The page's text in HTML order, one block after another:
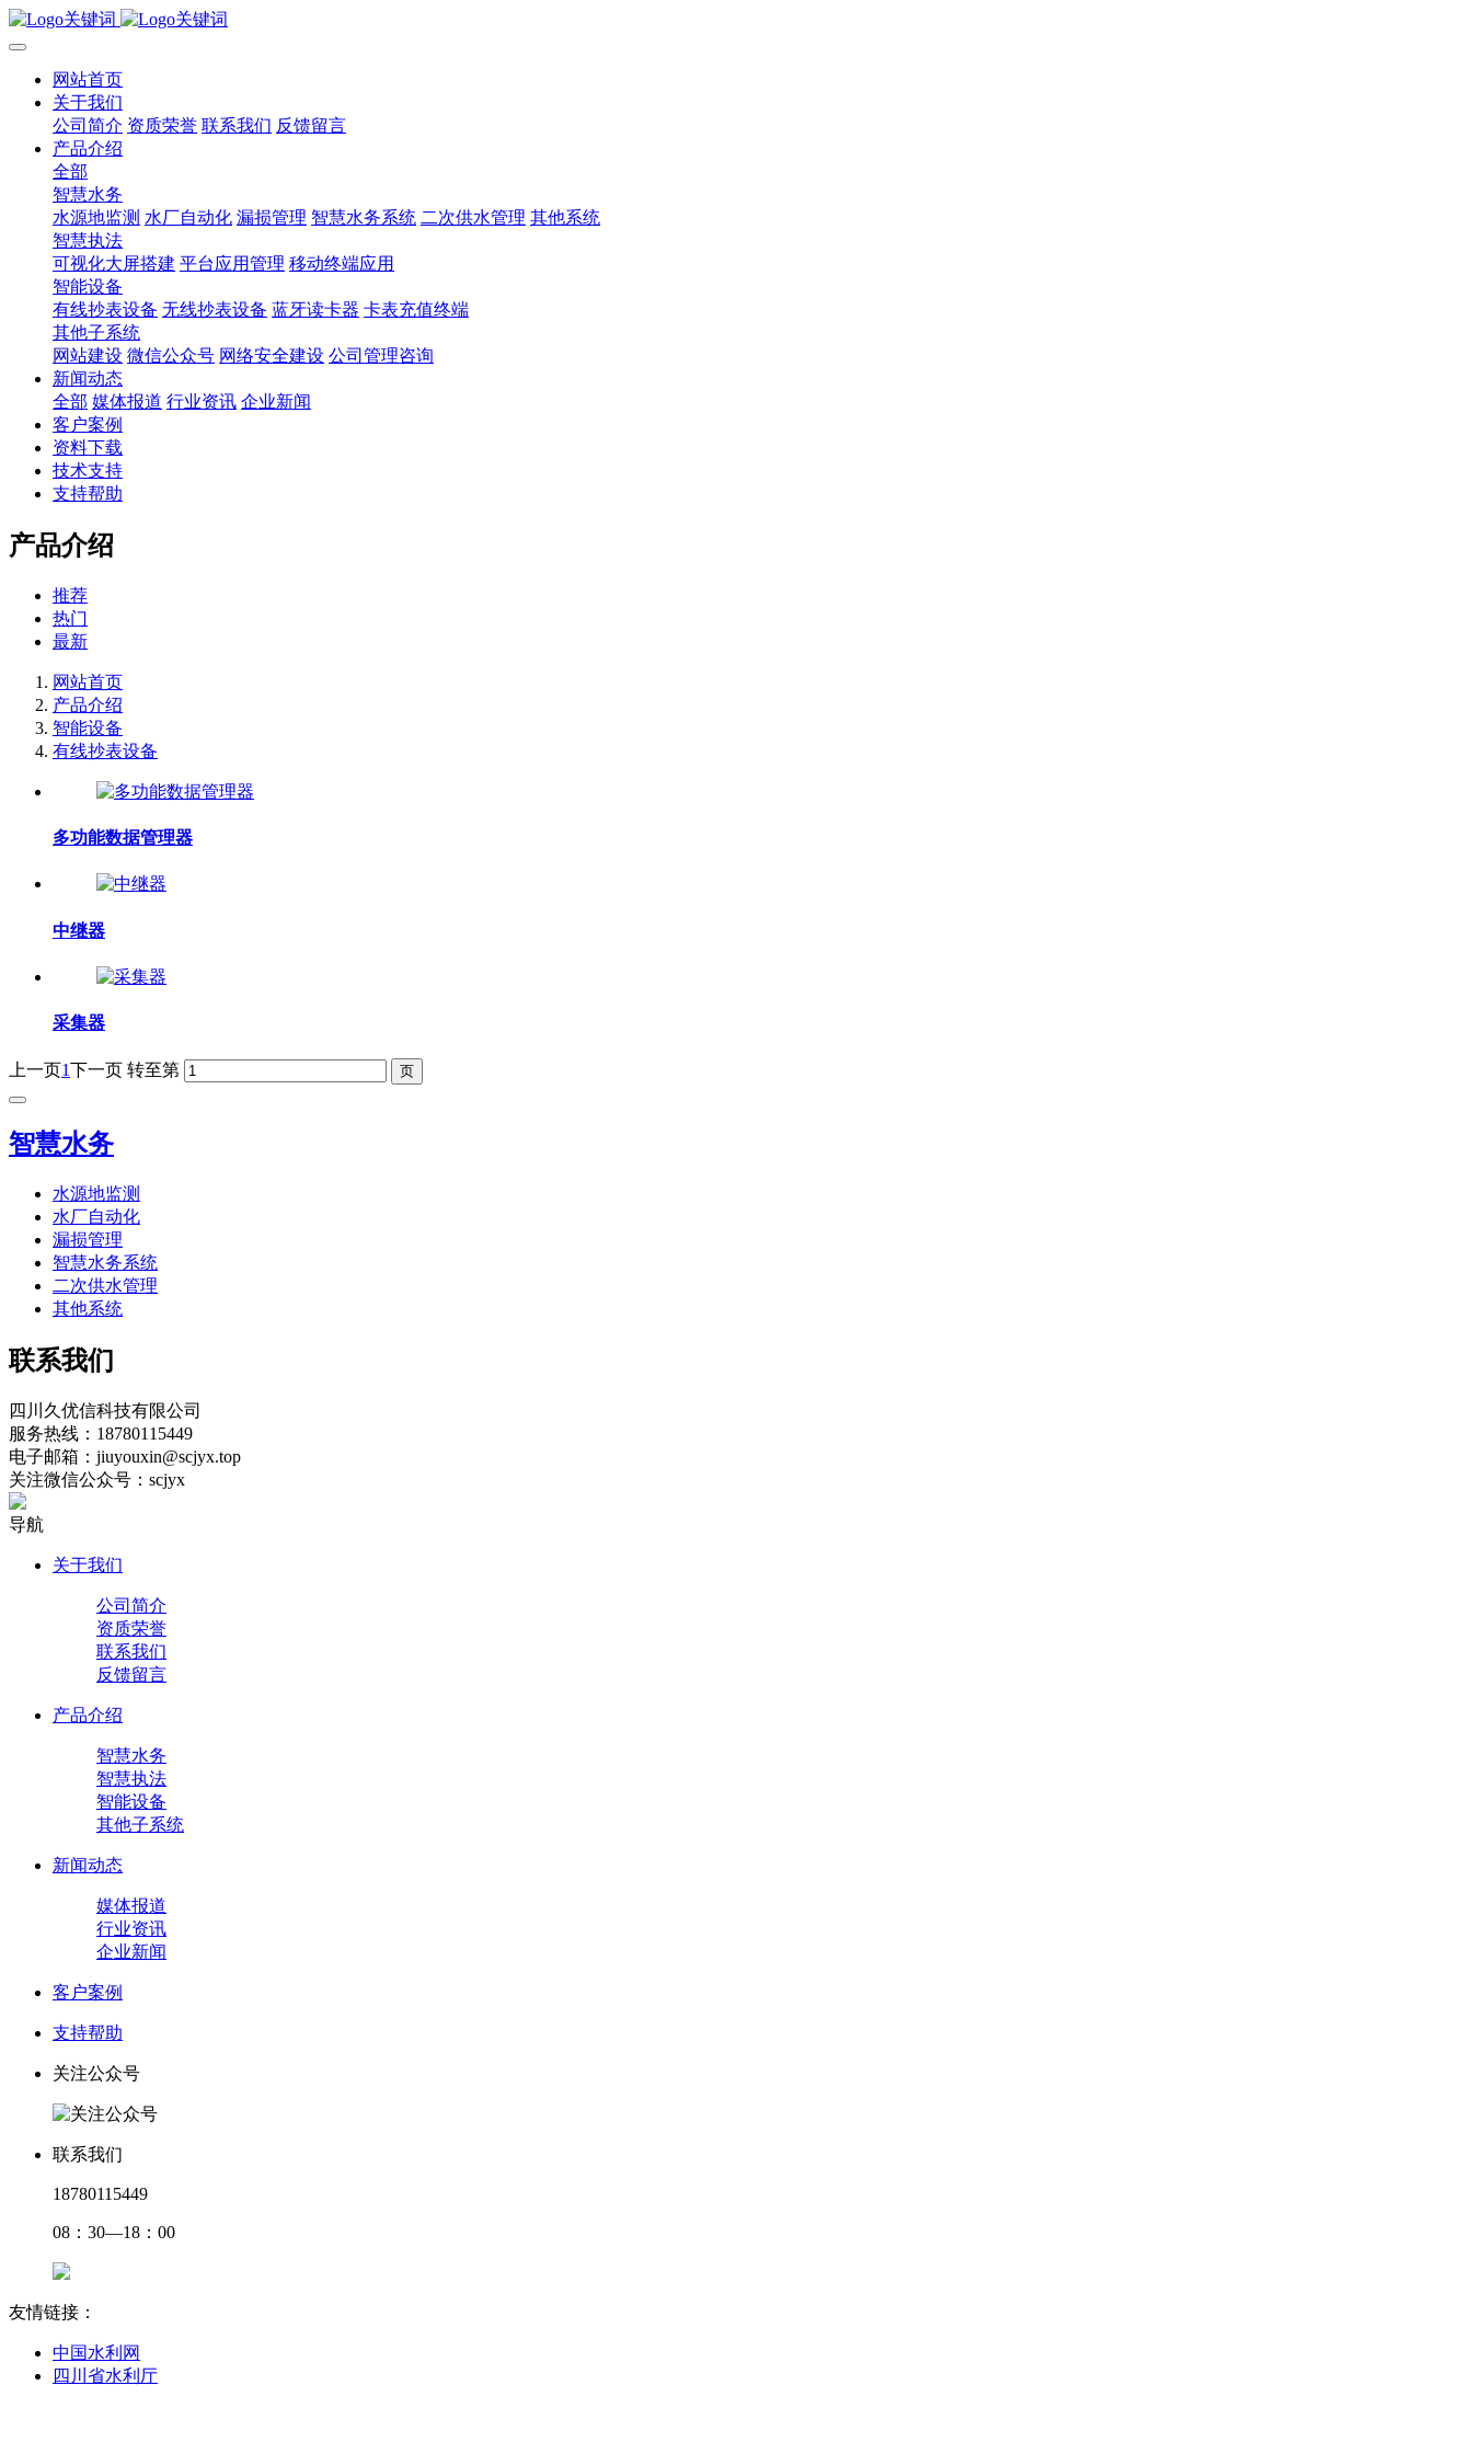
网站首页
关于我们
公司简介 资质荣誉 联系我们 反馈留言
产品介绍
全部
智慧水务
水源地监测 水厂自动化 漏损管理 智慧水务系统 二次供水管理 其他系统
智慧执法
可视化大屏搭建 平台应用管理 移动终端应用
智能设备
有线抄表设备 无线抄表设备 蓝牙读卡器 卡表充值终端
其他子系统
网站建设 微信公众号 网络安全建设 公司管理咨询
新闻动态
全部 媒体报道 行业资讯 企业新闻
客户案例
资料下载
技术支持
支持帮助
产品介绍
推荐
热门
最新
网站首页
产品介绍
智能设备
有线抄表设备
多功能数据管理器
中继器
采集器
上一页1下一页 转至第
智慧水务
水源地监测
水厂自动化
漏损管理
智慧水务系统
二次供水管理
其他系统
联系我们
四川久优信科技有限公司
服务热线：18780115449
电子邮箱：jiuyouxin@scjyx.top
关注微信公众号：scjyx
导航
关于我们
公司简介
资质荣誉
联系我们
反馈留言
产品介绍
智慧水务
智慧执法
智能设备
其他子系统
新闻动态
媒体报道
行业资讯
企业新闻
客户案例
支持帮助
关注公众号
联系我们
18780115449
08：30—18：00
友情链接：
中国水利网
四川省水利厅